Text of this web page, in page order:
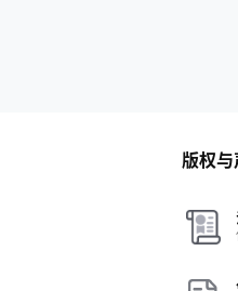
版权与